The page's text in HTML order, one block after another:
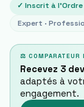
✓ Inscrit à l'Ordre
Expert ·
⚖ COMPARATEUR
Recevez 3
adaptés à
engagement.